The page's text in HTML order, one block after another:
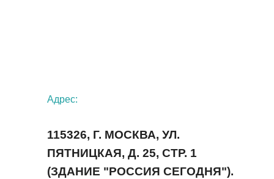
Адрес:
115326, Г. МОСКВА, УЛ.
ПЯТНИЦКАЯ, Д. 25, СТР. 1
(ЗДАНИЕ "РОССИЯ СЕГОДНЯ").